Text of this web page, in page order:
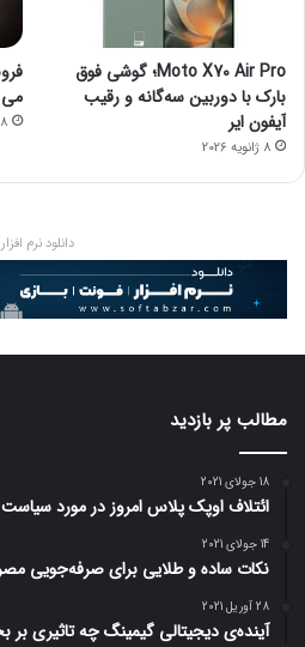
Moto X70 Air Pro؛ گوشی فوق
بارک با دوربین سه‌گانه و رقیب
آیفون ایر
8 ژانویه 2026
8 ژانویه 2026
دانلود نرم افزار
مطالب پر بازدید
18 جولای 2021
ائتلاف اوپک پلاس امروز در مورد
14 جولای 2021
نکات ساده و طلایی برای صرفه‌جویی
28 آوریل 2021
آینده‌ی دیجیتالی گیمینگ چه تاثیری بر